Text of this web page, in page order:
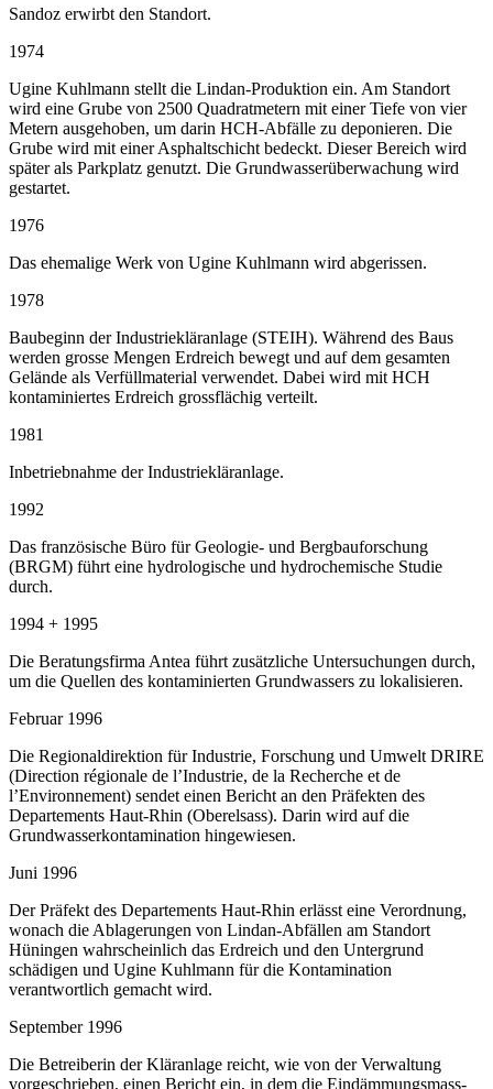
Sandoz erwirbt den Standort.
1974
Ugine Kuhlmann stellt die Lindan-Produktion ein. Am Standort
wird eine Grube von 2500 Quadratmetern mit einer Tiefe von vier
Metern ausgehoben, um darin HCH-Abfälle zu deponieren. Die
Grube wird mit einer Asphaltschicht bedeckt. Dieser Bereich wird
später als Parkplatz genutzt. Die Grundwasserüberwachung wird
gestartet.
1976
Das ehemalige Werk von Ugine Kuhlmann wird abgerissen.
1978
Baubeginn der Industriekläranlage (STEIH). Während des Baus
werden grosse Mengen Erdreich bewegt und auf dem gesamten
Gelände als Verfüllmaterial verwendet. Dabei wird mit HCH
kontaminiertes Erdreich grossflächig verteilt.
1981
Inbetriebnahme der Industriekläranlage.
1992
Das französische Büro für Geologie- und Bergbauforschung
(BRGM) führt eine hydrologische und hydrochemische Studie
durch.
1994 + 1995
Die Beratungsfirma Antea führt zusätzliche Untersuchungen durch,
um die Quellen des kontaminierten Grundwassers zu lokalisieren.
Februar 1996
Die Regionaldirektion für Industrie, Forschung und Umwelt DRIRE
(Direction régionale de l’Industrie, de la Recherche et de
l’Environnement) sendet einen Bericht an den Präfekten des
Departements Haut-Rhin (Oberelsass). Darin wird auf die
Grundwasserkontamination hingewiesen.
Juni 1996
Der Präfekt des Departements Haut-Rhin erlässt eine Verordnung,
wonach die Ablagerungen von Lindan-Abfällen am Standort
Hüningen wahrscheinlich das Erdreich und den Untergrund
schädigen und Ugine Kuhlmann für die Kontamination
verantwortlich gemacht wird.
September 1996
Die Betreiberin der Kläranlage reicht, wie von der Verwaltung
vorgeschrieben, einen Bericht ein, in dem die Eindämmungsmass-